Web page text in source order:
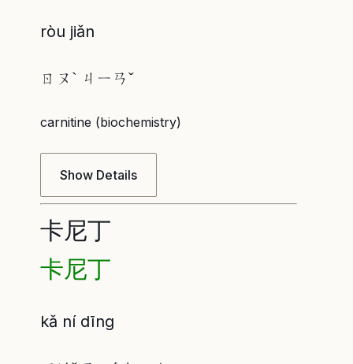
ròu jiǎn
ㄖㄡˋ ㄐㄧㄢˇ
carnitine (biochemistry)
Show Details
卡尼丁
卡尼丁
kǎ ní dīng